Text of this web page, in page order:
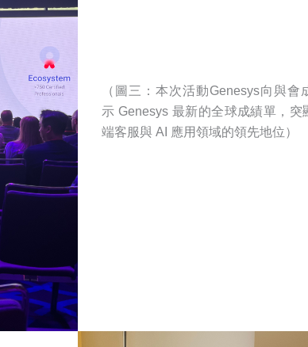
（圖三：本次活動Genesys向與會
示 Genesys 最新的全球成績單，突
端客服與 AI 應用領域的領先地位）